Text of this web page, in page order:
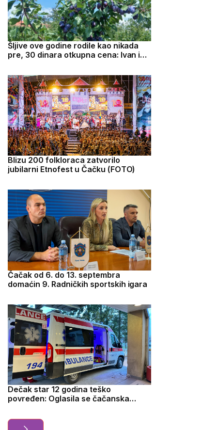
Šljive ove godine rodile kao nikada
pre, 30 dinara otkupna cena: Ivan iz
odličnog roda - biće i za rakiju i džem,
ali i za prodaju
Blizu 200 folkloraca zatvorilo
jubilarni Etnofest u Čačku (FOTO)
Čačak od 6. do 13. septembra
domaćin 9. Radničkih sportskih igara
Dečak star 12 godina teško
povređen: Oglasila se čačanska
ukupno povređene tri osobe